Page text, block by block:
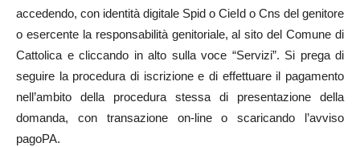
accedendo, con identità digitale Spid o CieId o Cns del genitore
o esercente la responsabilità genitoriale, al sito del Comune di
Cattolica e cliccando in alto sulla voce “Servizi”. Si prega di
seguire la procedura di iscrizione e di effettuare il pagamento
nell’ambito della procedura stessa di presentazione della
domanda, con transazione on-line o scaricando l’avviso
pagoPA.